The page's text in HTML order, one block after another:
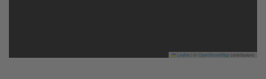
Leaflet OpenStreetMapcontributors